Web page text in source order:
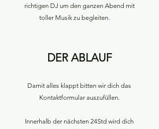
richtigen DJ um den ganzen Abend mit
toller Musik zu begleiten.
DER ABLAUF
Damit alles klappt bitten wir dich das
Kontaktformular auszufüllen.
Innerhalb der nächsten 24Std wird dich